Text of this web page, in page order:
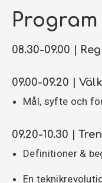
Program
08.30-09.00 |
09.00-09.20 |
Mål, syfte och
09.20-10.30 |
Definitioner &
En